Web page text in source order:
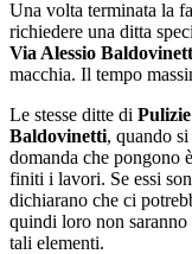
Una volta terminata la
richiedere una ditta
Via Alessio
macchia. Il tempo
Le stesse ditte di
Baldovinetti, quando
domanda che pongono
finiti i lavori. Se essi
dichiarano che ci
quindi loro non
tali elementi.